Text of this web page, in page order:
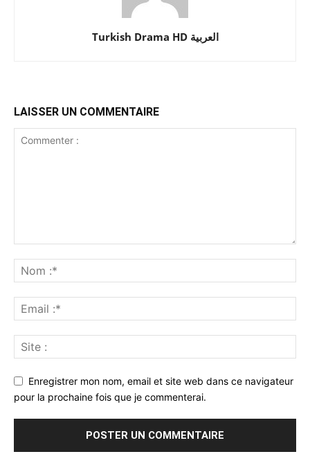
Turkish Drama HD العربية
LAISSER UN COMMENTAIRE
Enregistrer mon nom, email et site web dans ce navigateur
pour la prochaine fois que je commenterai.